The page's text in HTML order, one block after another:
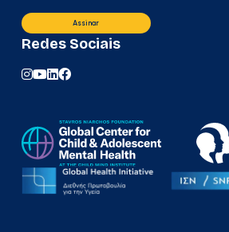
Assinar
Redes Sociais